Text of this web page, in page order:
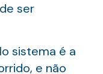
ser
sistema é a
e não